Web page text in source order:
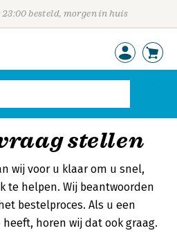
besteld, morgen in huis
stellen
wij voor u klaar om u snel,
te helpen. Wij beantwoorden
bestelproces. Als u een
horen wij dat ook graag.